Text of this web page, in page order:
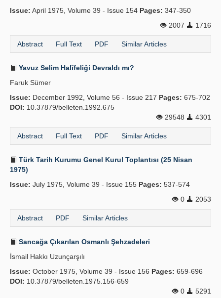
Issue: April 1975, Volume 39 - Issue 154 Pages: 347-350
2007
1716
Abstract Full Text PDF Similar Articles
Yavuz Selim Halîfeliği Devraldı mı?
Faruk Sümer
Issue: December 1992, Volume 56 - Issue 217 Pages: 675-702
DOI: 10.37879/belleten.1992.675
29548
4301
Abstract Full Text PDF Similar Articles
Türk Tarih Kurumu Genel Kurul Toplantısı (25 Nisan
1975)
Issue: July 1975, Volume 39 - Issue 155 Pages: 537-574
0
2053
Abstract PDF Similar Articles
Sancağa Çıkarılan Osmanlı Şehzadeleri
İsmail Hakkı Uzunçarşılı
Issue: October 1975, Volume 39 - Issue 156 Pages: 659-696
DOI: 10.37879/belleten.1975.156-659
0
5291